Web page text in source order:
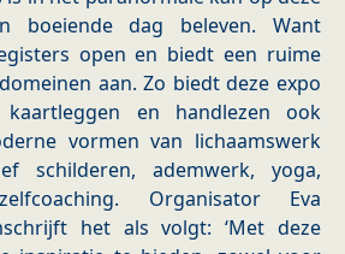
boeiende dag beleven. Want
open en biedt een ruime
aan. Zo biedt deze expo
kaartleggen en handlezen ook
vormen van lichaamswerk
schilderen, ademwerk, yoga,
Organisator Eva
het als volgt: ‘Met deze